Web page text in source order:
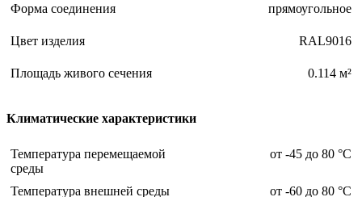
Форма соединения прямоугольное
Цвет изделия RAL9016
Площадь живого сечения 0.114 м²
Климатические характеристики
Температура перемещаемой
среды
от -45 до 80 °С
Температура внешней среды от -60 до 80 °С